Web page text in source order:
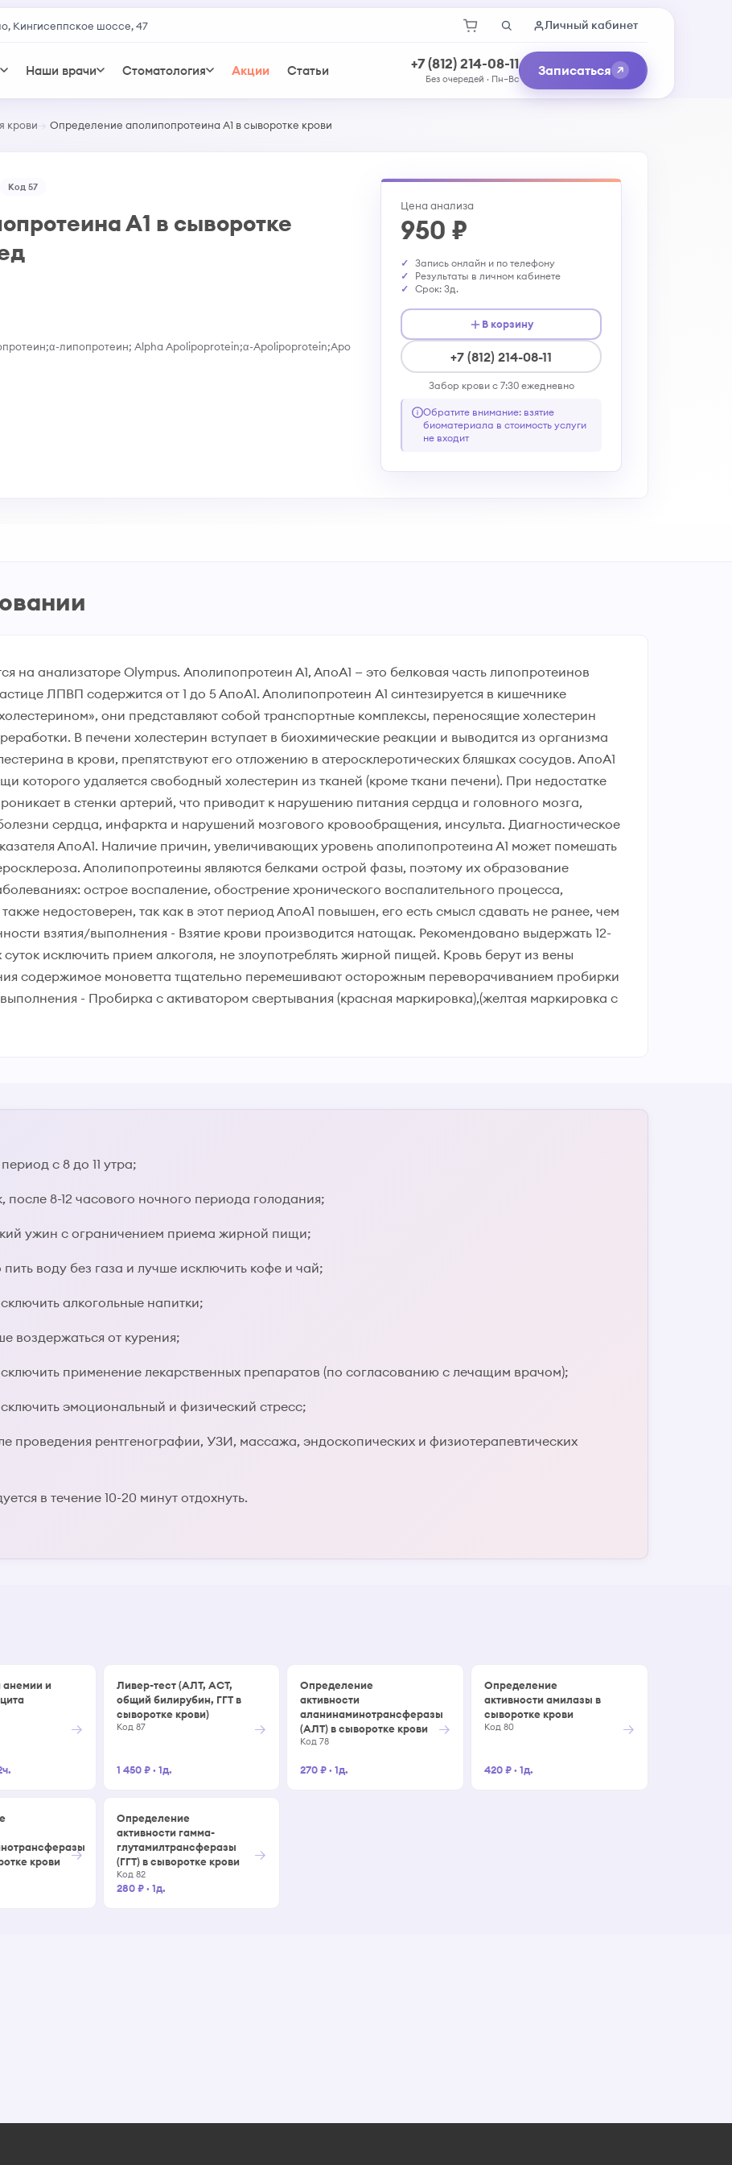
Кингисеппское шоссе, 47 Личный кабинет
Наши врачи Стоматология Акции Статьи +7 (812) 214-08-11
Без очередей · Пн–Вс
Записаться
крови Определение аполипопротеина А1 в сыворотке крови
Код 57
А1 в сыворотке
липопротеин; Alpha Apolipoprotein;α-Apolipoprotein;Apo
Цена анализа
950 ₽
Запись онлайн и по телефону
Результаты в личном кабинете
Срок: 3д.
В корзину
+7 (812) 214-08-11
Забор крови с 7:30 ежедневно
Обратите внимание: взятие
биоматериала в стоимость услуги
не входит
на анализаторе Olympus. Аполипопротеин А1, АпоА1 — это белковая часть липопротеинов
ЛПВП содержится от 1 до 5 АпоА1. Аполипопротеин A1 синтезируется в кишечнике
они представляют собой транспортные комплексы, переносящие холестерин
В печени холестерин вступает в биохимические реакции и выводится из организма
в крови, препятствуют его отложению в атеросклеротических бляшках сосудов. АпоА1
которого удаляется свободный холестерин из тканей (кроме ткани печени). При недостатке
в стенки артерий, что приводит к нарушению питания сердца и головного мозга,
сердца, инфаркта и нарушений мозгового кровообращения, инсульта. Диагностическое
АпоА1. Наличие причин, увеличивающих уровень аполипопротеина А1 может помешать
Аполипопротеины являются белками острой фазы, поэтому их образование
острое воспаление, обострение хронического воспалительного процесса,
недостоверен, так как в этот период АпоА1 повышен, его есть смысл сдавать не ранее, чем
взятия/выполнения - Взятие крови производится натощак. Рекомендовано выдержать 12-
исключить прием алкоголя, не злоупотреблять жирной пищей. Кровь берут из вены
содержимое моноветта тщательно перемешивают осторожным переворачиванием пробирки
- Пробирка с активатором свертывания (красная маркировка),(желтая маркировка с
с 8 до 11 утра;
8-12 часового ночного периода голодания;
ужин с ограничением приема жирной пищи;
воду без газа и лучше исключить кофе и чай;
алкогольные напитки;
воздержаться от курения;
применение лекарственных препаратов (по согласованию с лечащим врачом);
эмоциональный и физический стресс;
проведения рентгенографии, УЗИ, массажа, эндоскопических и физиотерапевтических
в течение 10-20 минут отдохнуть.
анемии и
→
Ливер-тест (АЛТ, АСТ,
общий билирубин, ГГТ в
сыворотке крови)
Код 87
1 450 ₽· 1д.
→
Определение
активности
аланинаминотрансферазы
(АЛТ) в сыворотке крови
Код 78
270 ₽·1д.
→
Определение
активности амилазы в
сыворотке крови
Код 80
420 ₽·1д.
→
крови
→
Определение
активности гамма-
глутамилтрансферазы
(ГГТ) в сыворотке крови
Код 82
280 ₽· 1д.
→